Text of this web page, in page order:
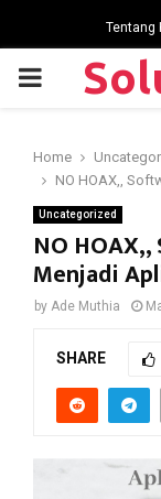
Tentang
P
M
A
Home
NO HOAX,,
Uncategorized
NO
Menjadi
by Ade Muthia
SHARE